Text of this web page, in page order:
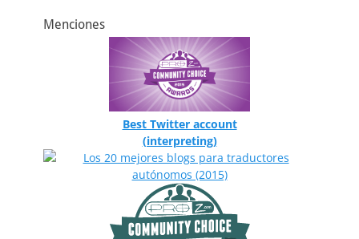
Menciones
Best Twitter account
(interpreting)